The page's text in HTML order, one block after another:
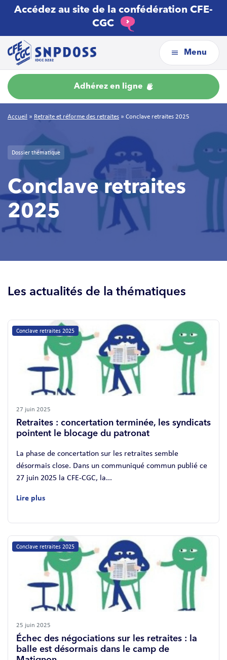
Accédez au site de la confédération CFE-
CGC
Menu
Adhérez en ligne
Accueil » Retraite et réforme des retraites » Conclave retraites 2025
Dossier thématique
Conclave retraites
2025
Les actualités de la thématiques
Conclave retraites 2025
27 juin 2025
Retraites : concertation terminée, les syndicats
pointent le blocage du patronat
La phase de concertation sur les retraites semble
désormais close. Dans un communiqué commun publié ce
27 juin 2025 la CFE-CGC, la...
Lire plus
Conclave retraites 2025
25 juin 2025
Échec des négociations sur les retraites : la
balle est désormais dans le camp de